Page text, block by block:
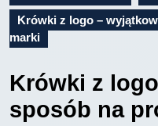
Krówki z logo –
marki
Krówki z
sposób na